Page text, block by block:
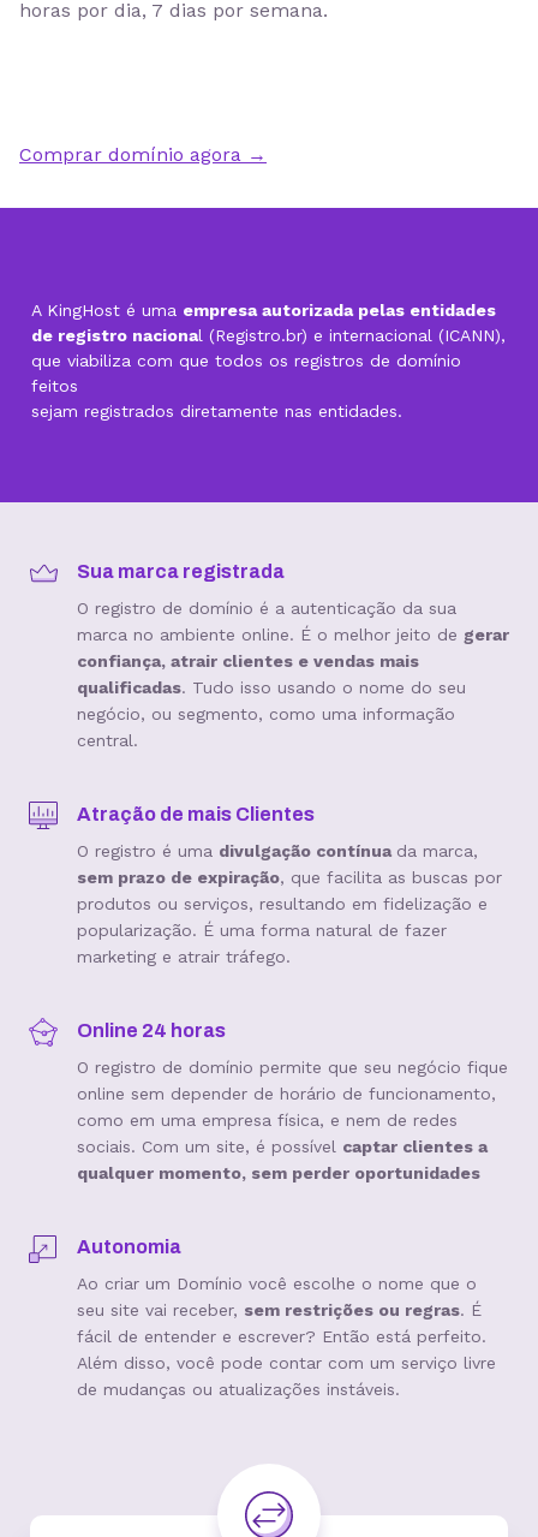
horas por dia, 7 dias por semana.
Comprar domínio agora →
A KingHost é uma empresa autorizada pelas entidades
de registro nacional (Registro.br) e internacional (ICANN),
que viabiliza com que todos os registros de domínio
feitos
sejam registrados diretamente nas entidades.
Sua marca registrada
O registro de domínio é a autenticação da sua
marca no ambiente online. É o melhor jeito de gerar
confiança, atrair clientes e vendas mais
qualificadas. Tudo isso usando o nome do seu
negócio, ou segmento, como uma informação
central.
Atração de mais Clientes
O registro é uma divulgação contínua da marca,
sem prazo de expiração, que facilita as buscas por
produtos ou serviços, resultando em fidelização e
popularização. É uma forma natural de fazer
marketing e atrair tráfego.
Online 24 horas
O registro de domínio permite que seu negócio fique
online sem depender de horário de funcionamento,
como em uma empresa física, e nem de redes
sociais. Com um site, é possível captar clientes a
qualquer momento, sem perder oportunidades
Autonomia
Ao criar um Domínio você escolhe o nome que o
seu site vai receber, sem restrições ou regras. É
fácil de entender e escrever? Então está perfeito.
Além disso, você pode contar com um serviço livre
de mudanças ou atualizações instáveis.